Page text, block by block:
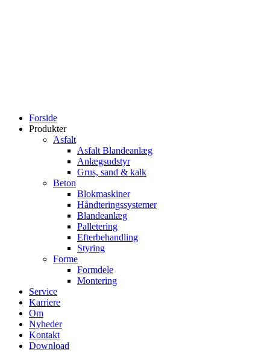
Forside
Produkter
Asfalt
Asfalt Blandeanlæg
Anlægsudstyr
Grus, sand & kalk
Beton
Blokmaskiner
Håndteringssystemer
Blandeanlæg
Palletering
Efterbehandling
Styring
Forme
Formdele
Montering
Service
Karriere
Om
Nyheder
Kontakt
Download